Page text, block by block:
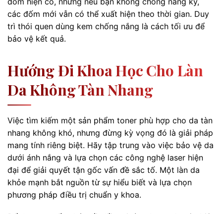
các đốm mới vẫn có thể xuất hiện theo thời gian. Duy
trì thói quen dùng kem chống nắng là cách tối ưu để
bảo vệ kết quả.
Hướng Đi Khoa Học Cho Làn
Da Không Tàn Nhang
Việc tìm kiếm một sản phẩm toner phù hợp cho da tàn
nhang không khó, nhưng đừng kỳ vọng đó là giải pháp
mang tính riêng biệt. Hãy tập trung vào việc bảo vệ da
dưới ánh nắng và lựa chọn các công nghệ laser hiện
đại để giải quyết tận gốc vấn đề sắc tố. Một làn da
khỏe mạnh bắt nguồn từ sự hiểu biết và lựa chọn
phương pháp điều trị chuẩn y khoa.